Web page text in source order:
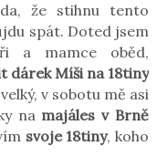
že stihnu tento
spát. Doted jsem
a mamce oběd,
dárek Míši na 18tiny
v sobotu mě asi
na majáles v Brně
svoje 18tiny, koho